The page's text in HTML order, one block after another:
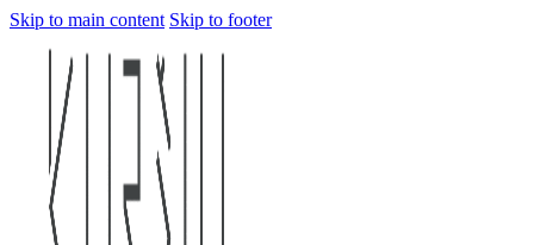
Skip to main content Skip to footer